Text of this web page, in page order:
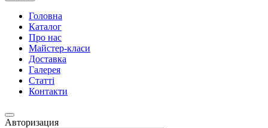
Головна
Каталог
Про нас
Майстер-класи
Доставка
Галерея
Статтi
Контакти
Авторизация